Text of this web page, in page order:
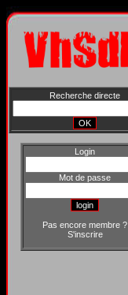
Recherche directe
Login
Mot de passe
Pas encore membre ?
S'inscrire